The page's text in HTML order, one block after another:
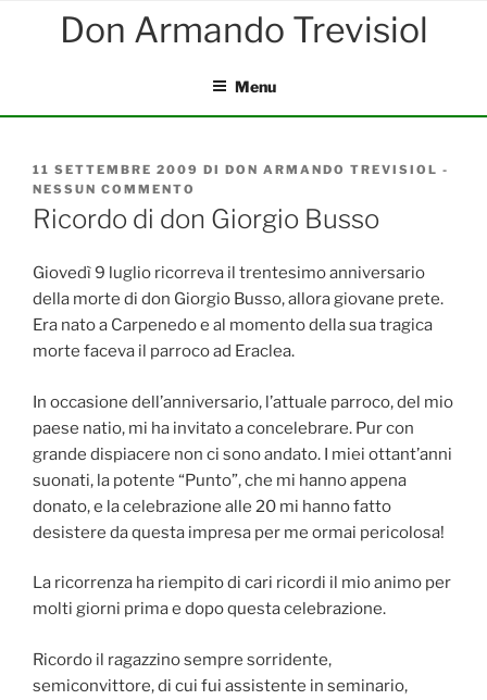
Menu
PUBBLICATO
IL
11 SETTEMBRE 2009 DI DON ARMANDO TREVISIOL -
NESSUN COMMENTO
RICORDO
DI
GIORGIO
Ricordo di don Giorgio Busso
Giovedì 9 luglio ricorreva il trentesimo anniversario
della morte di don Giorgio Busso, allora giovane prete.
Era nato a Carpenedo e al momento della sua tragica
morte faceva il parroco ad Eraclea.
In occasione dell’anniversario, l’attuale parroco, del mio
paese natio, mi ha invitato a concelebrare. Pur con
grande dispiacere non ci sono andato. I miei ottant’anni
suonati, la potente “Punto”, che mi hanno appena
donato, e la celebrazione alle 20 mi hanno fatto
desistere da questa impresa per me ormai pericolosa!
La ricorrenza ha riempito di cari ricordi il mio animo per
molti giorni prima e dopo questa celebrazione.
Ricordo il ragazzino sempre sorridente,
semiconvittore, di cui fui assistente in seminario,